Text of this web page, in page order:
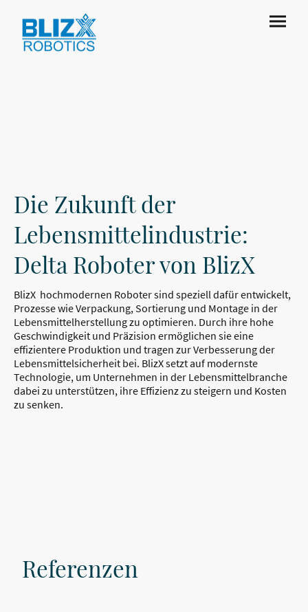
Die Zukunft der
Lebensmittelindustrie:
Delta Roboter von BlizX
BlizX hochmodernen Roboter sind speziell dafür entwickelt,
Prozesse wie Verpackung, Sortierung und Montage in der
Lebensmittelherstellung zu optimieren. Durch ihre hohe
Geschwindigkeit und Präzision ermöglichen sie eine
effizientere Produktion und tragen zur Verbesserung der
Lebensmittelsicherheit bei. BlizX setzt auf modernste
Technologie, um Unternehmen in der Lebensmittelbranche
dabei zu unterstützen, ihre Effizienz zu steigern und Kosten
zu senken.
Referenzen